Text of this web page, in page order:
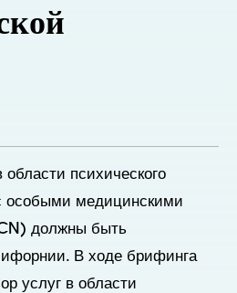
психического
особыми медицинскими
должны быть
В ходе брифинга
услуг в области